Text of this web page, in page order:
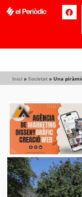
Inici » Societat » Una